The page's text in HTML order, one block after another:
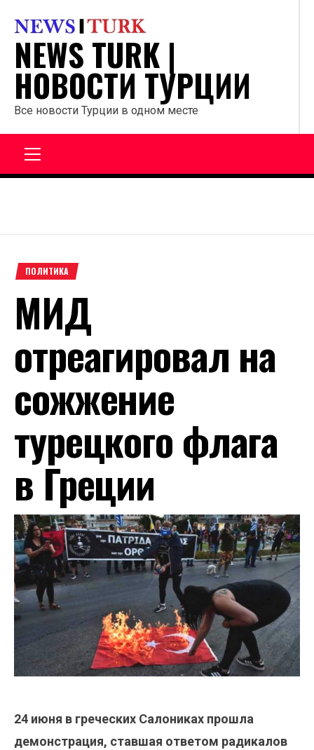
содержанию
NEWS TURK |
НОВОСТИ ТУРЦИИ
Все новости Турции в одном месте
ПОЛИТИКА
МИД
отреагировал на
сожжение
турецкого флага
в Греции
24 июня в греческих Салониках прошла
демонстрация, ставшая ответом радикалов